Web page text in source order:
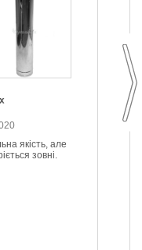
якість, але
зовні.